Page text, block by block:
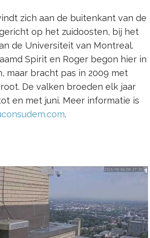
zich aan de buitenkant van de
op het zuidoosten, bij het
de Universiteit van Montreal.
Spirit en Roger begon hier in
maar bracht pas in 2009 met
De valken broeden elk jaar
en met juni. Meer informatie is
.